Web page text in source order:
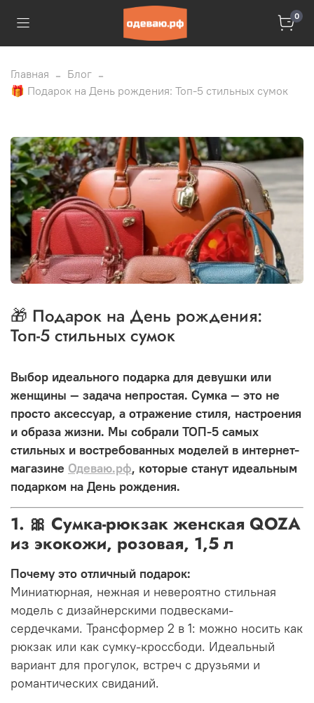
0
Главная
Блог
🎁 Подарок на День рождения: Топ-5 стильных сумок
🎁 Подарок на День рождения:
Топ-5 стильных сумок
Выбор идеального подарка для девушки или
женщины — задача непростая. Сумка — это не
просто аксессуар, а отражение стиля, настроения
и образа жизни. Мы собрали ТОП-5 самых
стильных и востребованных моделей в интернет-
магазине Одеваю.рф, которые станут идеальным
подарком на День рождения.
1. 🎀 Сумка-рюкзак женская QOZA
из экокожи, розовая, 1,5 л
Почему это отличный подарок:
Миниатюрная, нежная и невероятно стильная
модель с дизайнерскими подвесками-
сердечками. Трансформер 2 в 1: можно носить как
рюкзак или как сумку-кроссбоди. Идеальный
вариант для прогулок, встреч с друзьями и
романтических свиданий.